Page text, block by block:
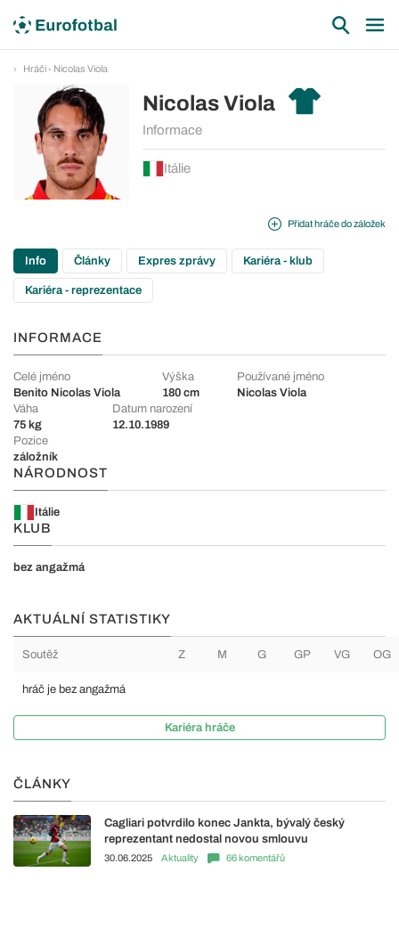
Hráči - Nicolas Viola
Nicolas Viola
Informace
Itálie
Přidat hráče do záložek
Info Články Expres zprávy Kariéra - klub
Kariéra - reprezentace
INFORMACE
Celé jméno
Benito Nicolas Viola
Výška
180 cm
Používané jméno
Nicolas Viola
Váha
75 kg
Datum narození
12.10.1989
Pozice
záložník
NÁRODNOST
Itálie
KLUB
bez angažmá
AKTUÁLNÍ STATISTIKY
Soutěž Z M G GP VG OG
hráč je bez angažmá
Kariéra hráče
ČLÁNKY
Cagliari potvrdilo konec Jankta, bývalý český
reprezentant nedostal novou smlouvu
30.06.2025 Aktuality 66 komentářů